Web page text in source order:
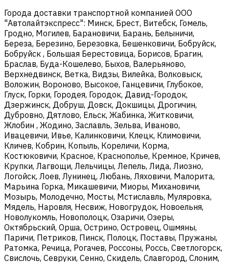
Города доставки транспортной компанией ООО
"Автолайтэкспресс": Минск, Брест, Витебск, Гомель,
Гродно, Могилев, Барановичи, Барань, Белыничи,
Береза, Березино, Березовка, Бешенковичи, Бобруйск,
Бобруйск , Большая Берестовица, Борисов, Брагин,
Браслав, Буда-Кошелево, Быхов, Валерьяново,
Верхнедвинск, Ветка, Видзы, Вилейка, Волковыск,
Воложин, Вороново, Высокое, Ганцевичи, Глубокое,
Глуск, Горки, Городея, Городок, Давид-Городок,
Дзержинск, Добруш, Довск, Докшицы, Дрогичин,
Дубровно, Дятлово, Ельск, Жабинка, Житковичи,
Жлобин , Жодино, Заславль, Зельва, Иваново,
Ивацевичи, Ивье, Калинковичи, Клецк, Климовичи,
Кличев, Кобрин, Копыль, Кореличи, Корма,
Костюковичи, Красное, Краснополье, Кремное, Кричев,
Крупки, Лагвощи, Лельчицы, Лепель, Лида, Лиозно,
Логойск, Лоев, Лунинец, Любань, Ляховичи, Малорита,
Марьина Горка, Микашевичи, Миоры, Михановичи,
Мозырь, Молодечно, Мосты, Мстиславль, Муляровка,
Мядель, Наровля, Несвиж, Новогрудок, Новоельня,
Новолукомль, Новополоцк, Озаричи, Озеры,
Октябрьский, Орша, Острино, Островец, Ошмяны,
Паричи, Петриков, Пинск, Полоцк, Поставы, Пружаны,
Ратомка, Речица, Рогачев, Россоны, Россь, Светлогорск,
Свислочь, Севруки, Сенно, Скидель, Славгород, Слоним,